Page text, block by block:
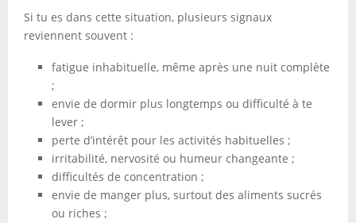
Si tu es dans cette situation, plusieurs signaux
reviennent souvent :
fatigue inhabituelle, même après une nuit complète
;
envie de dormir plus longtemps ou difficulté à te
lever ;
perte d’intérêt pour les activités habituelles ;
irritabilité, nervosité ou humeur changeante ;
difficultés de concentration ;
envie de manger plus, surtout des aliments sucrés
ou riches ;